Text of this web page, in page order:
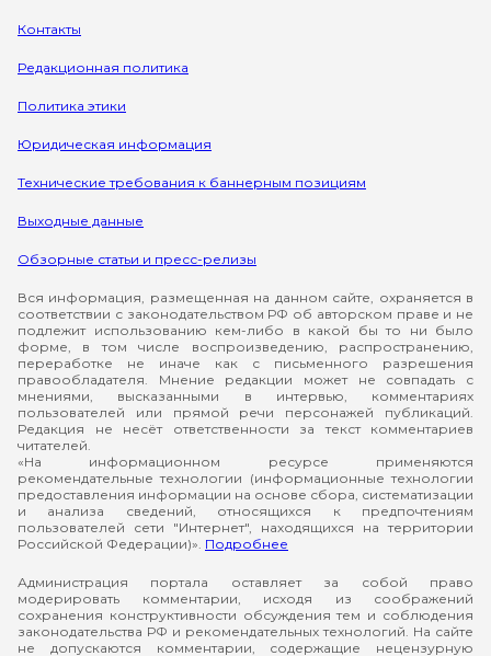
Контакты
Редакционная политика
Политика этики
Юридическая информация
Технические требования к баннерным позициям
Выходные данные
Обзорные статьи и пресс-релизы
Вся информация, размещенная на данном сайте, охраняется в
соответствии с законодательством РФ об авторском праве и не
подлежит использованию кем-либо в какой бы то ни было
форме, в том числе воспроизведению, распространению,
переработке не иначе как с письменного разрешения
правообладателя. Мнение редакции может не совпадать с
мнениями, высказанными в интервью, комментариях
пользователей или прямой речи персонажей публикаций.
Редакция не несёт ответственности за текст комментариев
читателей.
«На информационном ресурсе применяются
рекомендательные технологии (информационные технологии
предоставления информации на основе сбора, систематизации
и анализа сведений, относящихся к предпочтениям
пользователей сети "Интернет", находящихся на территории
Российской Федерации)». Подробнее
Администрация портала оставляет за собой право
модерировать комментарии, исходя из соображений
сохранения конструктивности обсуждения тем и соблюдения
законодательства РФ и рекомендательных технологий. На сайте
не допускаются комментарии, содержащие нецензурную